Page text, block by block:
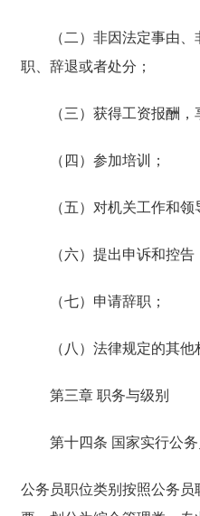
（二）非因法定事由、
职、辞退或者处分；
（三）获得工资报酬，
（四）参加培训；
（五）对机关工作和领
（六）提出申诉和控告
（七）申请辞职；
（八）法律规定的其他
第三章 职务与级别
第十四条 国家实行公务
公务员职位类别按照公务